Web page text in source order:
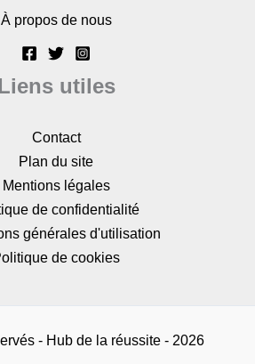
À propos de nous
utiles
Contact
Plan du site
Mentions légales
de confidentialité
générales d'utilisation
de cookies
- Hub de la réussite - 2026